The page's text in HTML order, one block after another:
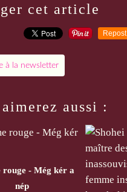
cet article
Repost
à la newsletter
aussi :
rouge - Még kér a
nép